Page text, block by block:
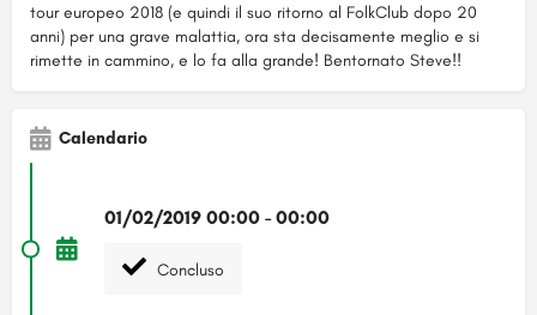
tour europeo 2018 (e quindi il suo ritorno al FolkClub dopo 20
anni) per una grave malattia, ora sta decisamente meglio e si
rimette in cammino, e lo fa alla grande! Bentornato Steve!!
Calendario
01/02/2019 00:00 - 00:00
Concluso